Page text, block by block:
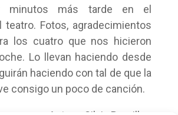
minutos más tarde en el
teatro. Fotos, agradecimientos
los cuatro que nos hicieron
Lo llevan haciendo desde
haciendo con tal de que la
consigo un poco de canción.